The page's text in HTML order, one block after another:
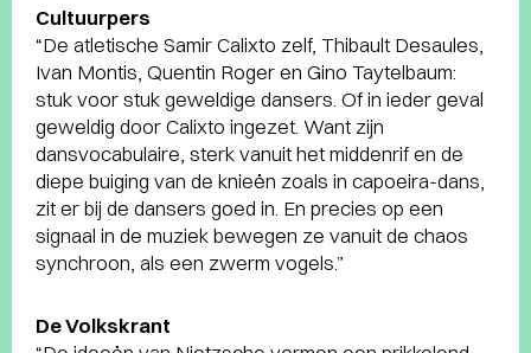
Cultuurpers
“De atletische Samir Calixto zelf, Thibault Desaules,
Ivan Montis, Quentin Roger en Gino Taytelbaum:
stuk voor stuk geweldige dansers. Of in ieder geval
geweldig door Calixto ingezet. Want zijn
dansvocabulaire, sterk vanuit het middenrif en de
diepe buiging van de knieën zoals in capoeira-dans,
zit er bij de dansers goed in. En precies op een
signaal in de muziek bewegen ze vanuit de chaos
synchroon, als een zwerm vogels.”
De Volkskrant